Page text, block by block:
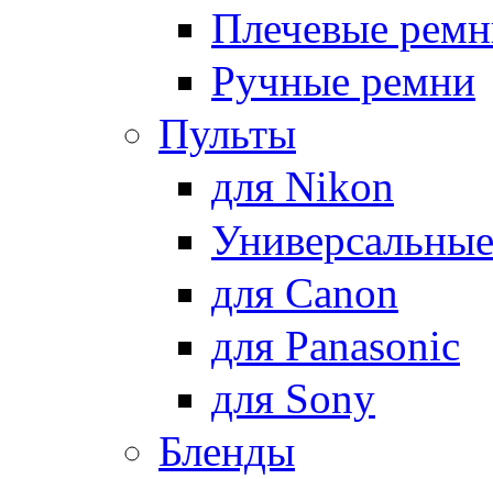
Плечевые
Ручные ремни
Пульты
для Nikon
Универсальные
для Canon
для Panasonic
для Sony
Бленды